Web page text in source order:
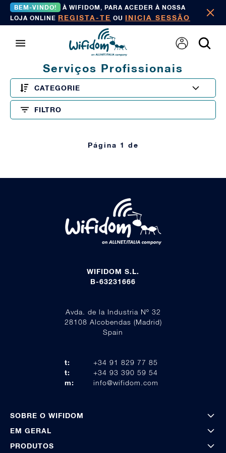
BEM-VINDO!
À WIFIDOM, PARA ACEDER À NOSSA
LOJA ONLINE REGISTA-TE OU INICIA SESSÃO
Serviços Profissionais
CATEGORIE
FILTRO
Página 1 de
WIFIDOM S.L.
B-63231666
Avda. de la Industria Nº 32
28108 Alcobendas (Madrid)
Spain
t:
+34 91 829 77 85
t:
+34 93 390 59 54
m:
info@wifidom.com
SOBRE O WIFIDOM
EM GERAL
PRODUTOS